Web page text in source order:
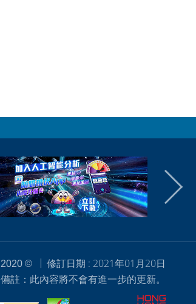
2020 ©
修訂日期 : 2021年01月20日
備註：此內容將不會有進一步的更新。